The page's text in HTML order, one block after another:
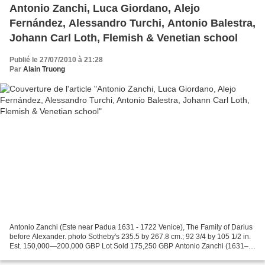
Antonio Zanchi, Luca Giordano, Alejo
Fernández, Alessandro Turchi, Antonio Balestra,
Johann Carl Loth, Flemish & Venetian school
Publié le 27/07/2010 à 21:28
Par Alain Truong
Antonio Zanchi (Este near Padua 1631 - 1722 Venice), The Family of Darius
before Alexander. photo Sotheby's 235.5 by 267.8 cm.; 92 3/4 by 105 1/2 in.
Est. 150,000—200,000 GBP Lot Sold 175,250 GBP Antonio Zanchi (1631–